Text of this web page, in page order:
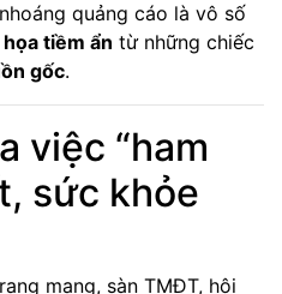
quảng cáo là vô số
tiềm ẩn từ những chiếc
gốc.
việc “ham
sức khỏe
mạng, sàn TMĐT, hội